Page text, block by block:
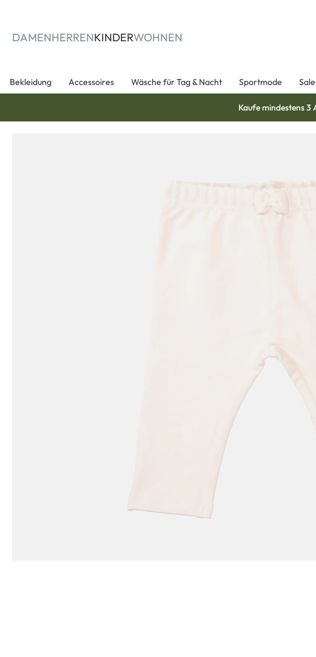
DAMENHERRENKINDERWOHNEN
Bekleidung Accessoires Wäsche für Tag & Nacht Sportmode Sale
Kaufe mindestens 3